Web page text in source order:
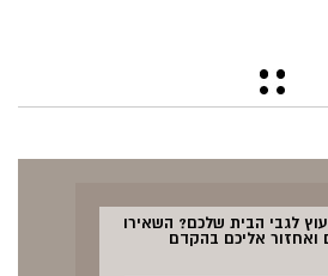
לגבי הבית שלכם? השאירו
ואחזור אליכם בהקדם